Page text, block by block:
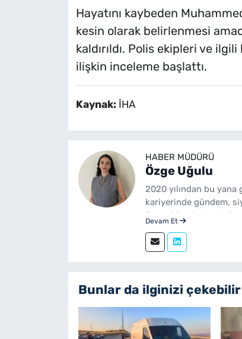
Hayatını kaybeden
kesin olarak belirlenmesi
kaldırıldı. Polis ekipleri ve
ilişkin inceleme başlattı.
Kaynak: İHA
HABER MÜDÜRÜ
Özge Uğulu
2020 yılından bu
kariyerinde gündem,
üzere birçok alanda
sürdürmektedir.
Devam Et
Bunlar da ilginizi çekebilir